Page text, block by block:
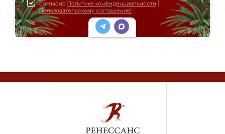
согласно Политике конфиденциальности
Пользовательскому соглашению